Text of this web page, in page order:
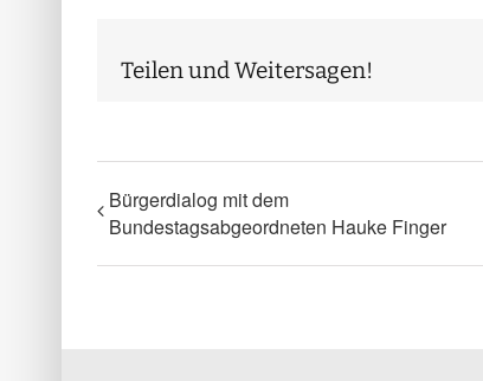
Teilen und Weitersagen!
Bürgerdialog mit dem
Bundestagsabgeordneten Hauke Finger